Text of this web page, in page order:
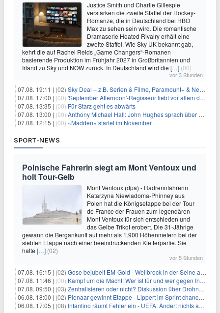
Justice Smith und Charlie Gillespie
verstärken die zweite Staffel der Hockey-
Romanze, die in Deutschland bei HBO
Max zu sehen sein wird. Die romantische
Dramaserie Heated Rivalry erhält eine
zweite Staffel. Wie Sky UK bekannt gab,
kehrt die auf Rachel Reids „Game Changers“-Romanen
basierende Produktion im Frühjahr 2027 in Großbritannien und
Irland zu Sky und NOW zurück. In Deutschland wird die […] (00)
vor 3 Stunden
07.08. 19:11 | (02) Sky Deal – z.B. Serien & Filme, Paramount+ & Netflix für 19,99€/Monat
07.08. 17:00 | (00) 'September Afternoon'-Regisseur liebt vor allem die 'Banalität' in seinen Filmen
07.08. 13:35 | (00) Für Starz geht es abwärts
07.08. 13:00 | (00) Anthony Michael Hall: John Hughes sprach über eine Fortsetzung von 'The Breakfast Club'
07.08. 12:15 | (00) «Madden» startet im November
SPORT-NEWS
Polnische Fahrerin siegt am Mont Ventoux und
holt Tour-Gelb
Mont Ventoux (dpa) - Radrennfahrerin
Katarzyna Niewiadoma-Phinney aus
Polen hat die Königsetappe bei der Tour
de France der Frauen zum legendären
Mont Ventoux für sich entschieden und
das Gelbe Trikot erobert. Die 31-Jährige
gewann die Bergankunft auf mehr als 1.900 Höhenmetern bei der
siebten Etappe nach einer beeindruckenden Kletterpartie. Sie
hatte […] (02)
vor 5 Stunden
07.08. 16:15 | (02) Gose bejubelt EM-Gold - Wellbrock in der Seine ausgebremst
07.08. 11:46 | (00) Kampf um die Macht: Wer ist für und wer gegen Infantino?
07.08. 09:50 | (03) Zentralisieren oder nicht? Diskussion über Drohnenabwehr
06.08. 18:00 | (02) Pienaar gewinnt Etappe - Lippert im Sprint chancenlos
06.08. 17:05 | (08) Infantino räumt Fehler ein - UEFA: Ändert nichts an Boykott